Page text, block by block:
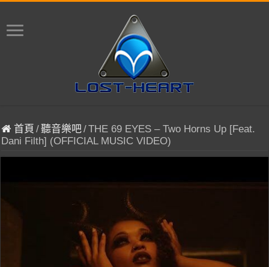
首頁 /聽音樂吧/THE 69 EYES – Two Horns Up [Feat.
Dani Filth] (OFFICIAL MUSIC VIDEO)